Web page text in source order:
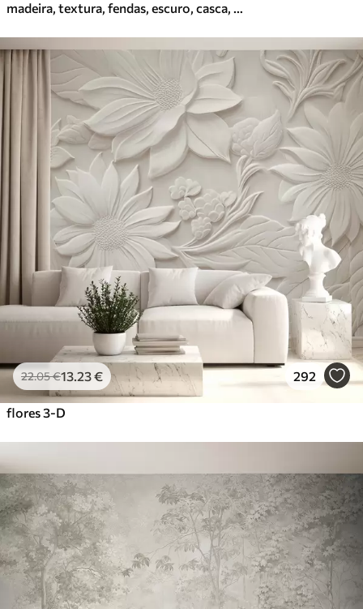
22.05€13 .23€ 292
flores 3-D